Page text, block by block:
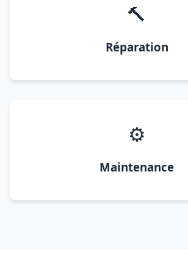
🔨
Réparation
⚙️
Maintenance